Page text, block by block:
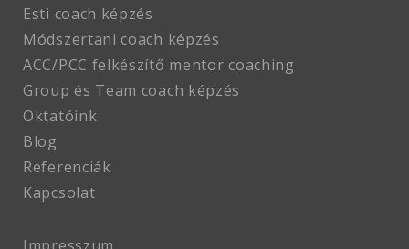
Esti coach képzés
Módszertani coach képzés
ACC/PCC felkészítő mentor coaching
Group és Team coach képzés
Oktatóink
Blog
Referenciák
Kapcsolat